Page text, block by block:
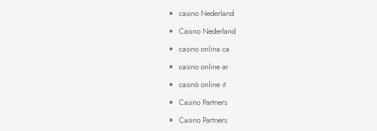
casino Nederland
Casino Nederland
casino onlina ca
casino online ar
casinò online it
Casino Partners
Casino Partners